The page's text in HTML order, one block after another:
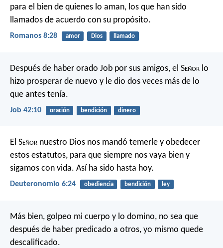
para el bien de quienes lo aman, los que han sido
llamados de acuerdo con su propósito.
Romanos 8:28 amor Dios llamado
Después de haber orado Job por sus amigos, el Señor lo
hizo prosperar de nuevo y le dio dos veces más de lo
que antes tenía.
Job 42:10 oración bendición dinero
El Señor nuestro Dios nos mandó temerle y obedecer
estos estatutos, para que siempre nos vaya bien y
sigamos con vida. Así ha sido hasta hoy.
Deuteronomio 6:24 obediencia bendición ley
Más bien, golpeo mi cuerpo y lo domino, no sea que
después de haber predicado a otros, yo mismo quede
descalificado.